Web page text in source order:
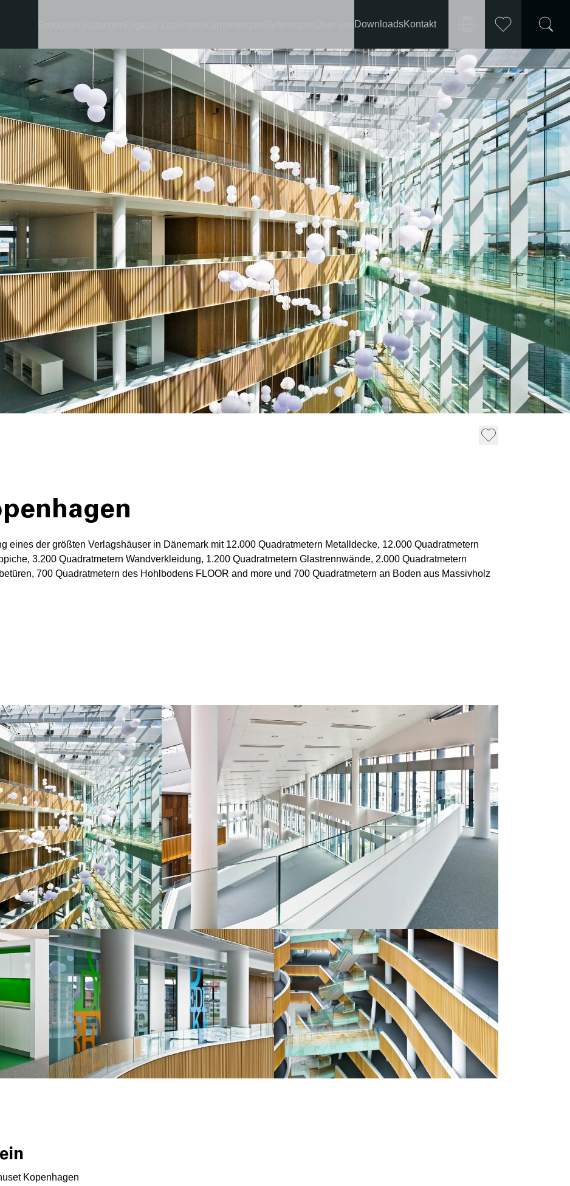
DownloadsKontakt
Markt
wählen
International
Deutschland
Frankreich
Österreich
Schweiz
Polen
Merkliste
eines der größten Verlagshäuser in Dänemark mit 12.000 Quadratmetern Metalldecke, 12.000 Quadratmetern
3.200 Quadratmetern Wandverkleidung, 1.200 Quadratmetern Glastrennwände, 2.000 Quadratmetern
700 Quadratmetern des Hohlbodens FLOOR and more und 700 Quadratmetern an Boden aus Massivholz
©
Kontraframe.dk
Kopenhagen